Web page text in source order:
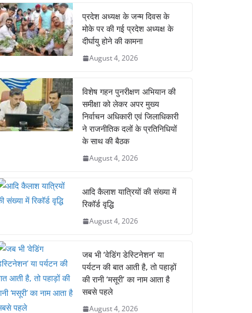
प्रदेश अध्यक्ष के जन्म दिवस के
मोके पर की गई प्रदेश अध्यक्ष के
दीर्घायु होने की कामना
August 4, 2026
विशेष गहन पुनरीक्षण अभियान की
समीक्षा को लेकर अपर मुख्य
निर्वाचन अधिकारी एवं जिलाधिकारी
ने राजनीतिक दलों के प्रतिनिधियों
के साथ की बैठक
August 4, 2026
आदि कैलाश यात्रियों की संख्या में
रिकॉर्ड वृद्धि
August 4, 2026
जब भी ‘वेडिंग डेस्टिनेशन’ या
पर्यटन की बात आती है, तो पहाड़ों
की रानी ‘मसूरी’ का नाम आता है
सबसे पहले
August 4, 2026